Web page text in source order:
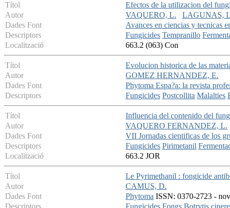
Títol
Efectos de la utilizacion del
Autor
VAQUERO, L. LAGUNAS,
Dades Font
Avances en ciencias y tecnicas
Descriptors
Fungicides Tempranillo
Localització
663.2 (063) Con
Títol
Evolucion historica de las
Autor
GOMEZ HERNANDEZ, E.
Dades Font
Phytoma Espa?a: la revista
Descriptors
Fungicides Postcollita Malalties
Títol
Influencia del contenido del
Autor
VAQUERO FERNANDEZ, L.
Dades Font
VII Jornadas cientificas de los
Descriptors
Fungicides Pirimetanil
Localització
663.2 JOR
Títol
Le Pyrimethanil : fongicide
Autor
CAMUS, D.
Dades Font
Phytoma ISSN: 0370-2723 -